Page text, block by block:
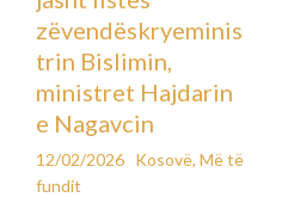
zëvendëskryeminis
trin Bislimin,
ministret Hajdarin
e Nagavcin
12/02/2026 Kosovë, Më të
fundit